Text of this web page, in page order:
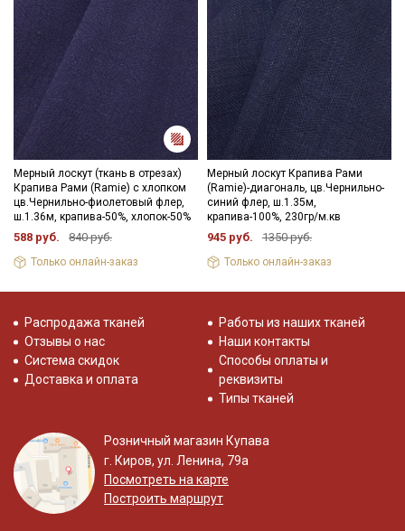
Мерный лоскут (ткань в отрезах)
Крапива Рами (Ramie) с хлопком
цв.Чернильно-фиолетовый флер,
ш.1.36м, крапива-50%, хлопок-50%
588 руб. 840 руб.
Только онлайн-заказ
Мерный лоскут Крапива Рами
(Ramie)-диагональ, цв.Чернильно-
синий флер, ш.1.35м,
крапива-100%, 230гр/м.кв
945 руб. 1350 руб.
Только онлайн-заказ
Распродажа тканей
Отзывы о нас
Система скидок
Доставка и оплата
Работы из наших тканей
Наши контакты
Способы оплаты и
реквизиты
Типы тканей
Розничный магазин Купава
г. Киров, ул. Ленина, 79а
Посмотреть на карте
Построить маршрут